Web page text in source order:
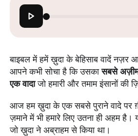
बाइबल में हमें ख़ुदा के बेहिसाब वादें नज़र
आपने कभी सोचा है कि उसकासबसे
एक वादाजो हमारी और तमाम इंसानों की
आज हम ख़ुदा के एक सबसे पुराने वादे पर
ज़माने में भी हमारे लिए उतना ही अहम है।
जो ख़ुदा ने अब्राहम से किया था।